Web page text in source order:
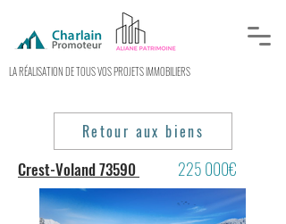
LA RÉALISATION DE TOUS VOS PROJETS IMMOBILIERS
Retour aux biens
Crest-Voland 73590 225 000€